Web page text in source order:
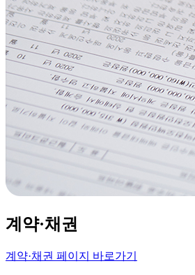
계약·채권
계약·채권 페이지 바로가기